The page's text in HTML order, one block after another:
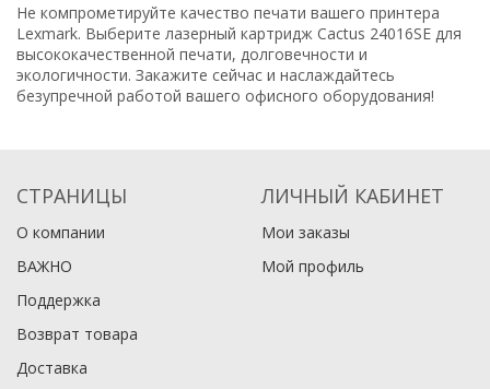
Не компрометируйте качество печати вашего принтера
Lexmark. Выберите лазерный картридж Cactus 24016SE для
высококачественной печати, долговечности и
экологичности. Закажите сейчас и наслаждайтесь
безупречной работой вашего офисного оборудования!
СТРАНИЦЫ
О компании
ВАЖНО
Поддержка
Возврат товара
Доставка
ЛИЧНЫЙ КАБИНЕТ
Мои заказы
Мой профиль